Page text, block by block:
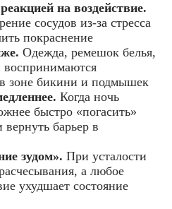
на воздействие.
сосудов из‑за стресса
покраснение
Одежда, ремешок белья,
воспринимаются
зоне бикини и подмышек
Когда ночь
быстро «погасить»
барьер в
зудом». При усталости
а любое
ухудшает состояние